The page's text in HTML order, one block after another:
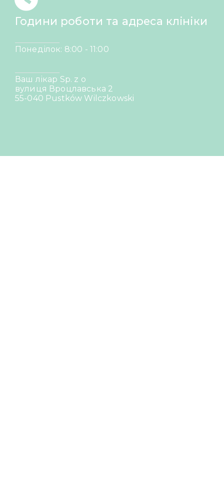
Години роботи та адреса клініки
Понеділок: 8:00 - 11:00
Ваш лікар Sp. z o
вулиця Вроцлавська 2
55-040 Pustków Wilczkowski